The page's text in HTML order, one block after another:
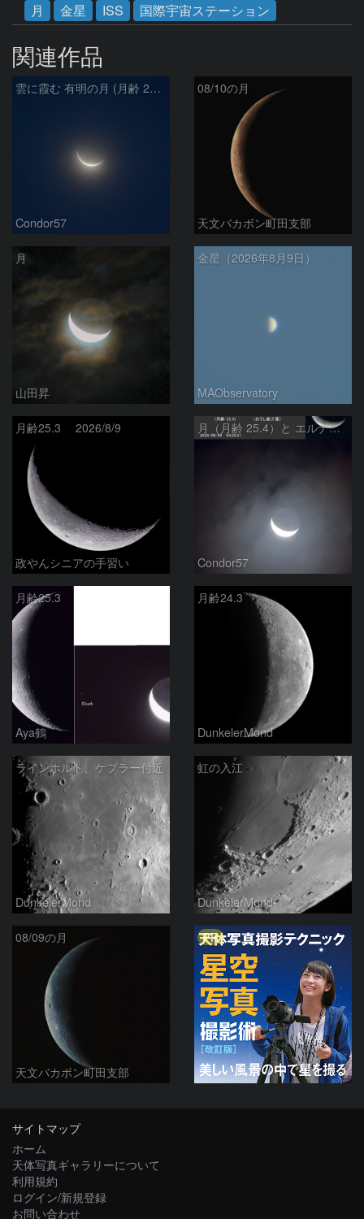
月
金星 ISS 国際宇宙ステーション
関連作品
雲に霞む 有明の月 (月齢 26.4)
Condor57
08/10の月
天文バカボン町田支部
月
山田昇
金星（2026年8月9日）
MAObservatory
月齢25.3 2026/8/9
政やんシニアの手習い
月（月齢 25.4）と エルナト（おうし座β星）
Condor57
月齢25.3
Aya鶴
月齢24.3
DunkelerMond
ラインホルト、ケプラー付近
DunkelerMond
虹の入江
DunkelerMond
08/09の月
天文バカボン町田支部
PR
サイトマップ
ホーム
天体写真ギャラリーについて
利用規約
ログイン/新規登録
お問い合わせ